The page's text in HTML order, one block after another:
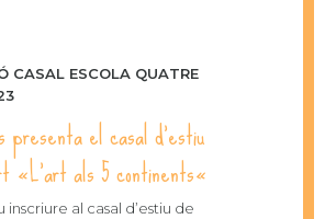
CASAL ESCOLA QUATRE
presenta el casal d’estiu
«L’art als 5 continents«
inscriure al casal d’estiu de